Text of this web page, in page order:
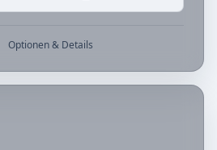
Optionen & Details